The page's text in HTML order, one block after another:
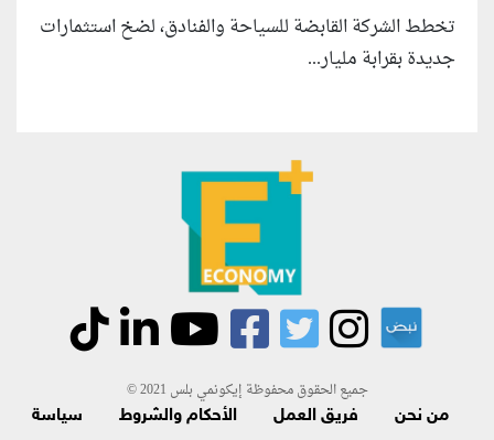
تخطط الشركة القابضة للسياحة والفنادق، لضخ استثمارات
جديدة بقرابة مليار...
جميع الحقوق محفوظة إيكونمي بلس 2021 ©
من نحن فريق العمل الأحكام والشروط
سياسة